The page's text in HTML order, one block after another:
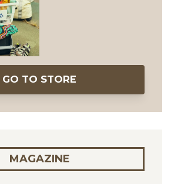
GO TO STORE
MAGAZINE